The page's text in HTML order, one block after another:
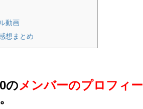
動画
想まとめ
のメンバーのプロフィー